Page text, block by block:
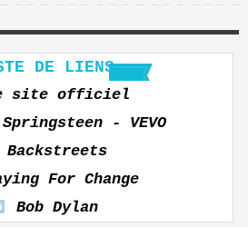
DE LIENS
site officiel
- VEVO
Backstreets
For Change
Bob Dylan